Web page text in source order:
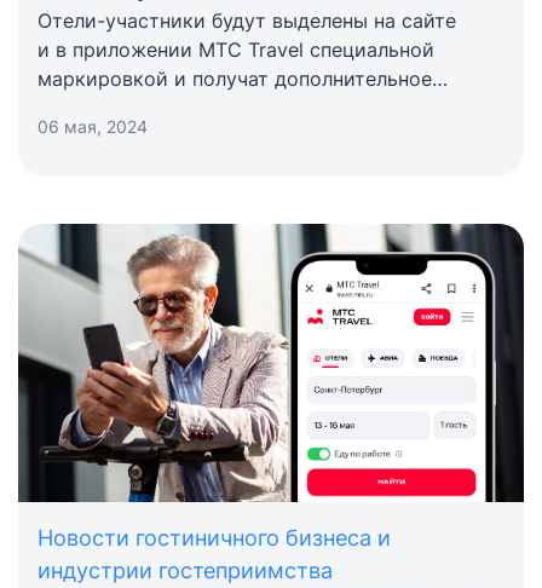
Отели-участники будут выделены на сайте
и в приложении MTC Travel специальной
маркировкой и получат дополнительное
06 мая, 2024
Новости гостиничного бизнеса и
индустрии гостеприимства